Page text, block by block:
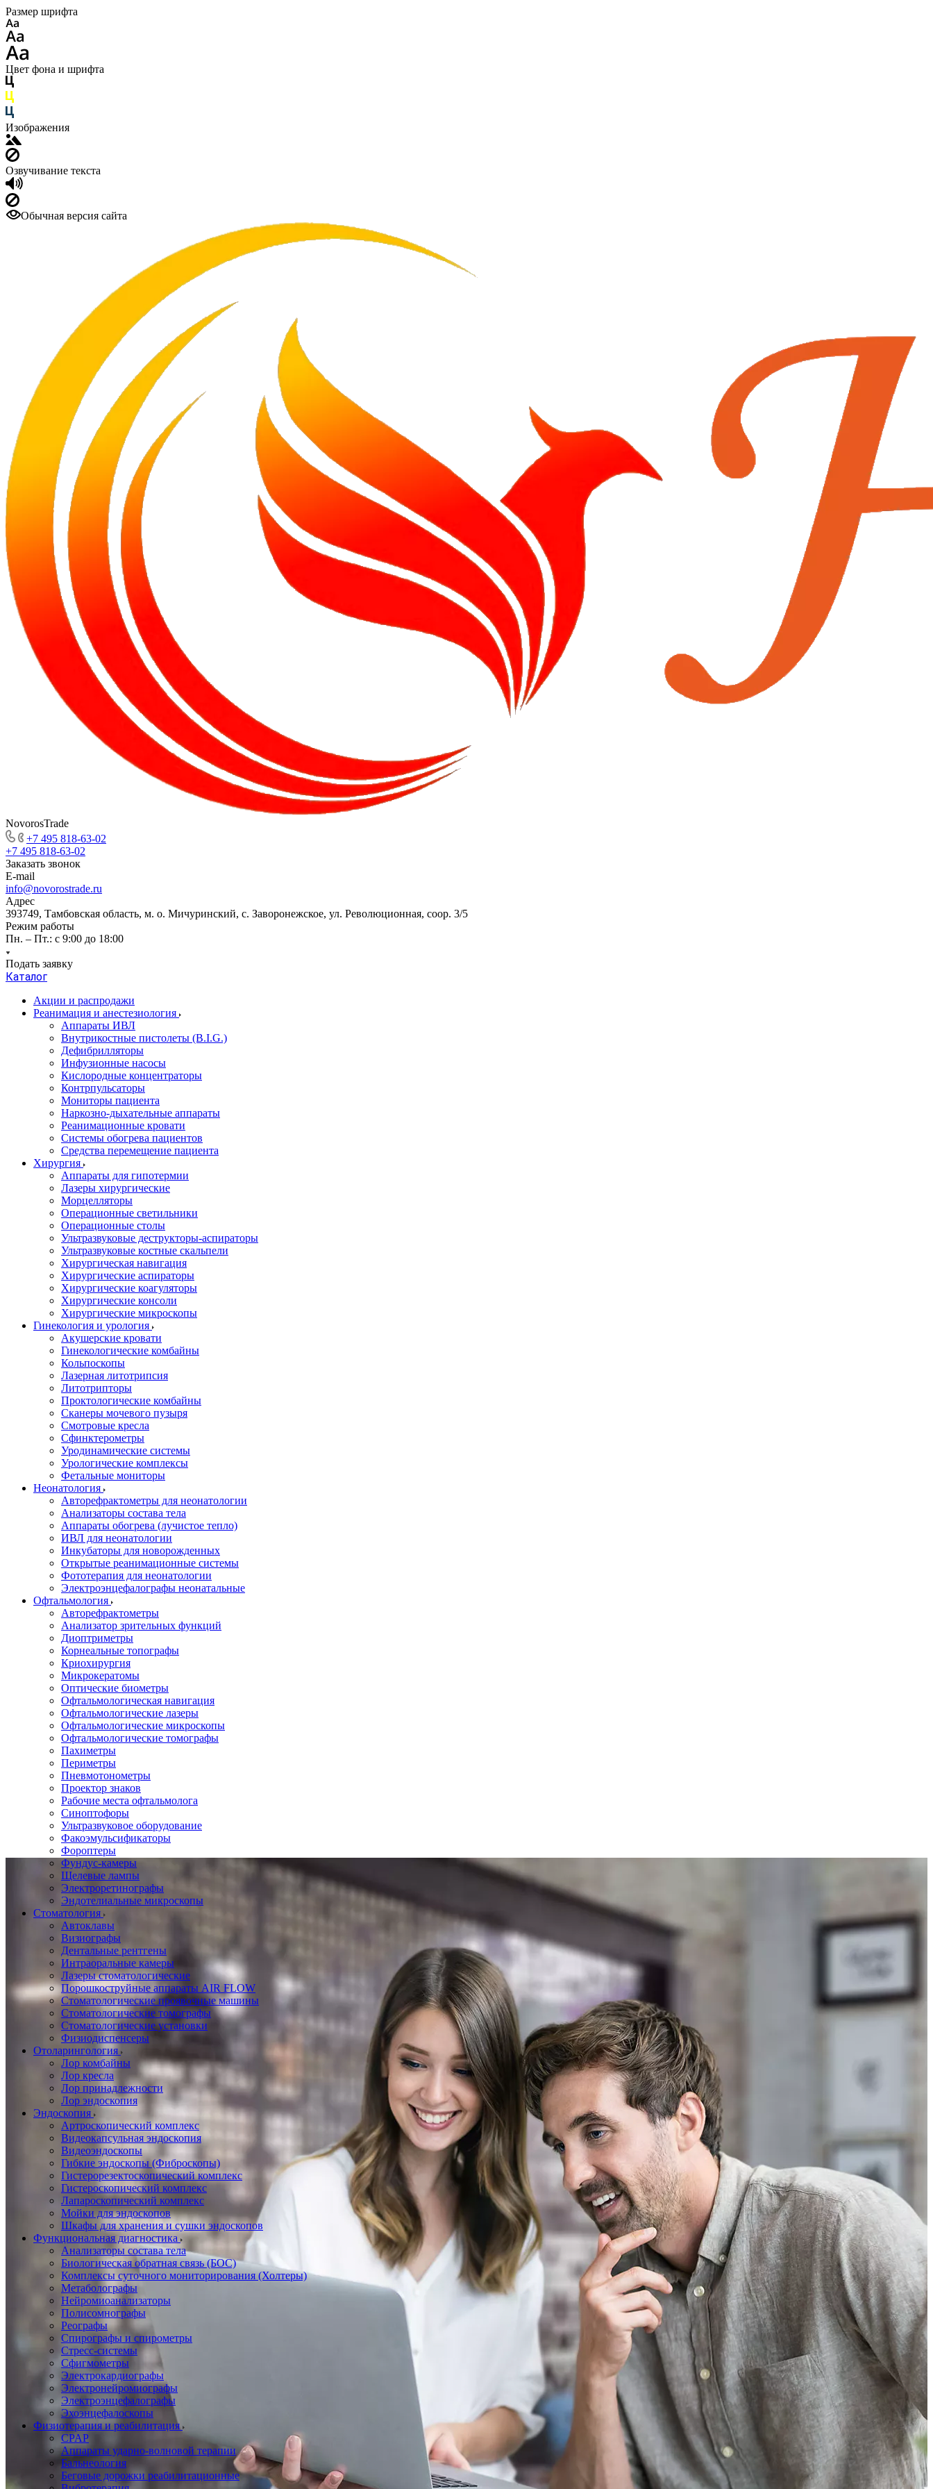
Размер шрифта
Цвет фона и шрифта
Изображения
Озвучивание текста
Обычная версия сайта
NovorosTrade
+7 495 818-63-02
+7 495 818-63-02
Заказать звонок
E-mail
info@novorostrade.ru
Адрес
393749, Тамбовская область, м. о. Мичуринский, с. Заворонежское, ул. Революционная, соор. 3/5
Режим работы
Пн. – Пт.: с 9:00 до 18:00
Подать заявку
Каталог
Акции и распродажи
Реанимация и анестезиология
Аппараты ИВЛ
Внутрикостные пистолеты (B.I.G.)
Дефибрилляторы
Инфузионные насосы
Кислородные концентраторы
Контрпульсаторы
Мониторы пациента
Наркозно-дыхательные аппараты
Реанимационные кровати
Системы обогрева пациентов
Средства перемещение пациента
Хирургия
Аппараты для гипотермии
Лазеры хирургические
Морцелляторы
Операционные светильники
Операционные столы
Ультразвуковые деструкторы-аспираторы
Ультразвуковые костные скальпели
Хирургическая навигация
Хирургические аспираторы
Хирургические коагуляторы
Хирургические консоли
Хирургические микроскопы
Гинекология и урология
Акушерские кровати
Гинекологические комбайны
Кольпоскопы
Лазерная литотрипсия
Литотрипторы
Проктологические комбайны
Сканеры мочевого пузыря
Смотровые кресла
Сфинктерометры
Уродинамические системы
Урологические комплексы
Фетальные мониторы
Неонатология
Авторефрактометры для неонатологии
Анализаторы состава тела
Аппараты обогрева (лучистое тепло)
ИВЛ для неонатологии
Инкубаторы для новорожденных
Открытые реанимационные системы
Фототерапия для неонатологии
Электроэнцефалографы неонатальные
Офтальмология
Авторефрактометры
Анализатор зрительных функций
Диоптриметры
Корнеальные топографы
Криохирургия
Микрокератомы
Оптические биометры
Офтальмологическая навигация
Офтальмологические лазеры
Офтальмологические микроскопы
Офтальмологические томографы
Пахиметры
Периметры
Пневмотонометры
Проектор знаков
Рабочие места офтальмолога
Синоптофоры
Ультразвуковое оборудование
Факоэмульсификаторы
Фороптеры
Фундус-камеры
Щелевые лампы
Электроретинографы
Эндотелиальные микроскопы
Стоматология
Автоклавы
Визиографы
Дентальные рентгены
Интраоральные камеры
Лазеры стоматологические
Порошкоструйные аппараты AIR FLOW
Стоматологические проявочные машины
Стоматологические томографы
Стоматологические установки
Физиодиспенсеры
Отоларингология
Лор комбайны
Лор кресла
Лор принадлежности
Лор эндоскопия
Эндоскопия
Артроскопический комплекс
Видеокапсульная эндоскопия
Видеоэндоскопы
Гибкие эндоскопы (Фиброcкопы)
Гистерорезектоскопический комплекс
Гистероскопический комплекс
Лапароскопический комплекс
Мойки для эндоскопов
Шкафы для хранения и сушки эндоскопов
Функциональная диагностика
Анализаторы состава тела
Биологическая обратная связь (БОС)
Комплексы суточного мониторирования (Холтеры)
Метаболографы
Нейромиоанализаторы
Полисомнографы
Реографы
Спирографы и спирометры
Стресс-системы
Сфигмометры
Электрокардиографы
Электронейромиографы
Электроэнцефалографы
Эхоэнцефалоскопы
Физиотерапия и реабилитация
CPAP
Аппараты ударно-волновой терапии
Бальнеология
Беговые дорожки реабилитационные